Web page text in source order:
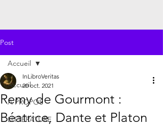
Post
Accueil
À PROPOS
LITTÉRATURE
Accueil
Remy de Gourmont :
Béatrice, Dante et Platon
InLibroVeritas
20 oct. 2021